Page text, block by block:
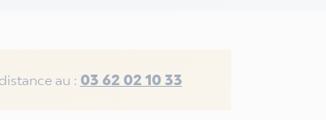
au : 03 62 02 10 33